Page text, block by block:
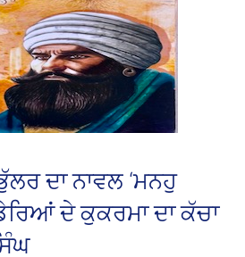
ਦਾ ਨਾਵਲ ‘ਮਨਹੁ
ਦੇ ਕੁਕਰਮਾ ਦਾ ਕੱਚਾ